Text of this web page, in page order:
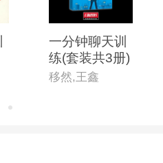
一分钟聊天训
练(套装共3册)
移然,王鑫